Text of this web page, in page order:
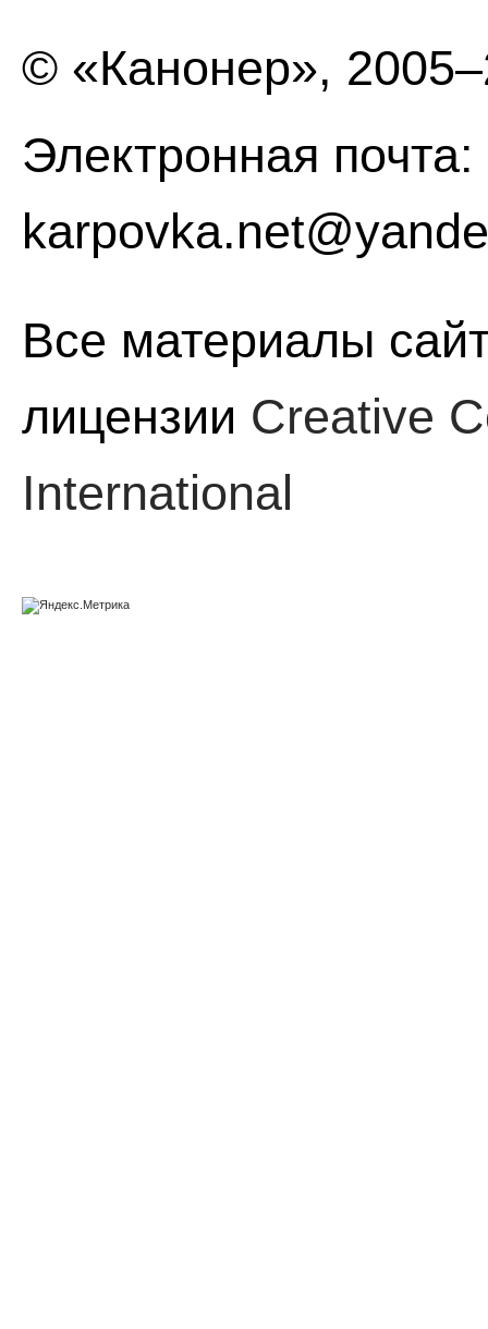
© «Канонер»,
Электронная почта:
Все материалы
лицензии Creative
International